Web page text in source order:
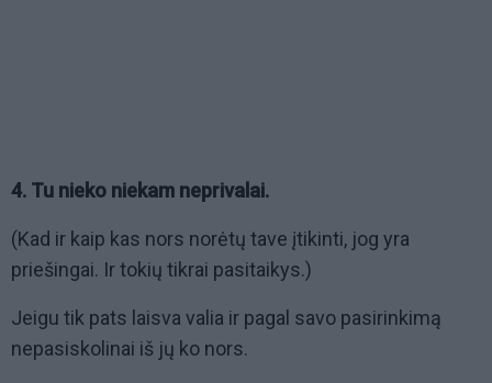
4. Tu nieko niekam neprivalai.
(Kad ir kaip kas nors norėtų tave įtikinti, jog yra
priešingai. Ir tokių tikrai pasitaikys.)
Jeigu tik pats laisva valia ir pagal savo pasirinkimą
nepasiskolinai iš jų ko nors.